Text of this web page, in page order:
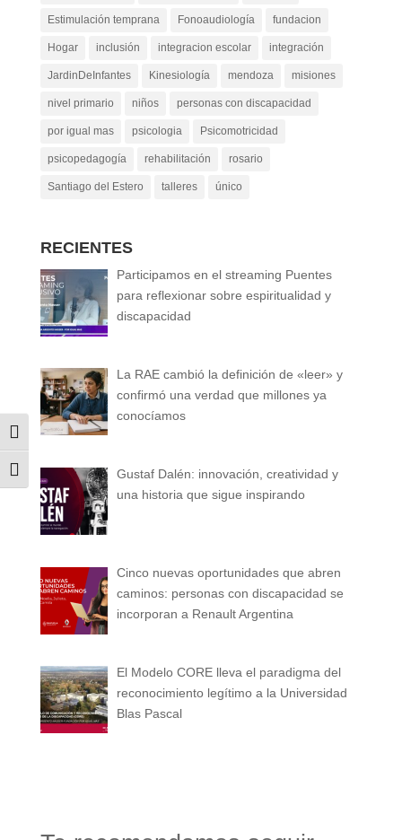
Alternar alto contraste
Alternar tamaño de letra
Estimulación temprana Fonoaudiología fundacion
Hogar inclusión integracion escolar integración
JardinDeInfantes Kinesiología mendoza misiones
nivel primario niños personas con discapacidad
por igual mas psicologia Psicomotricidad
psicopedagogía rehabilitación rosario
Santiago del Estero talleres único
RECIENTES
Participamos en el streaming Puentes
para reflexionar sobre espiritualidad y
discapacidad
La RAE cambió la definición de «leer» y
confirmó una verdad que millones ya
conocíamos
Gustaf Dalén: innovación, creatividad y
una historia que sigue inspirando
Cinco nuevas oportunidades que abren
caminos: personas con discapacidad se
incorporan a Renault Argentina
El Modelo CORE lleva el paradigma del
reconocimiento legítimo a la Universidad
Blas Pascal